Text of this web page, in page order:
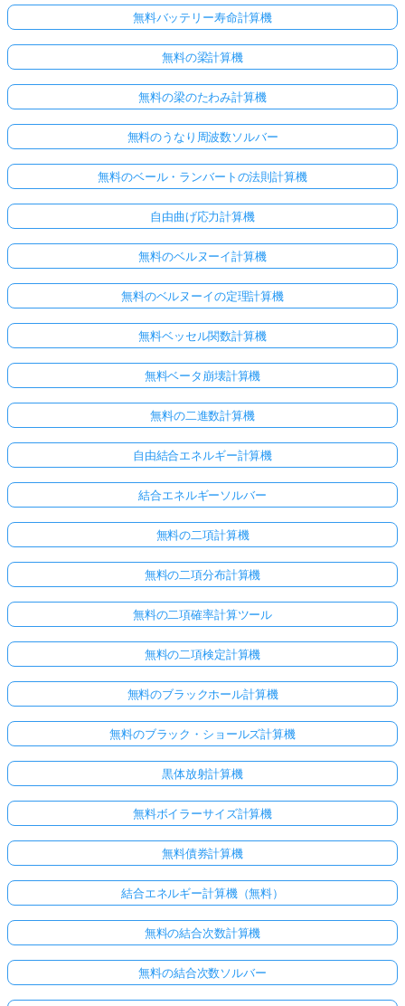
り
せ
初
質
を
る
無料バッテリー寿命計算機
無料の梁計算機
無料の梁のたわみ計算機
無料のうなり周波数ソルバー
無料のベール・ランバートの法則計算機
自由曲げ応力計算機
無料のベルヌーイ計算機
無料のベルヌーイの定理計算機
無料ベッセル関数計算機
無料ベータ崩壊計算機
無料の二進数計算機
自由結合エネルギー計算機
結合エネルギーソルバー
無料の二項計算機
無料の二項分布計算機
無料の二項確率計算ツール
無料の二項検定計算機
無料のブラックホール計算機
無料のブラック・ショールズ計算機
黒体放射計算機
無料ボイラーサイズ計算機
無料債券計算機
結合エネルギー計算機（無料）
無料の結合次数計算機
無料の結合次数ソルバー